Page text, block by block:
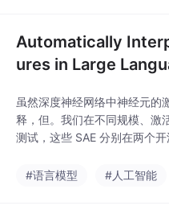
Automatically
ures in Large
虽然深度神经网络中神经元的
释，但。我们在不同规模、激
测试，这些 SAE 分别在两个
术 ——，用于评估对特征进行
#语言模型 #人工智能